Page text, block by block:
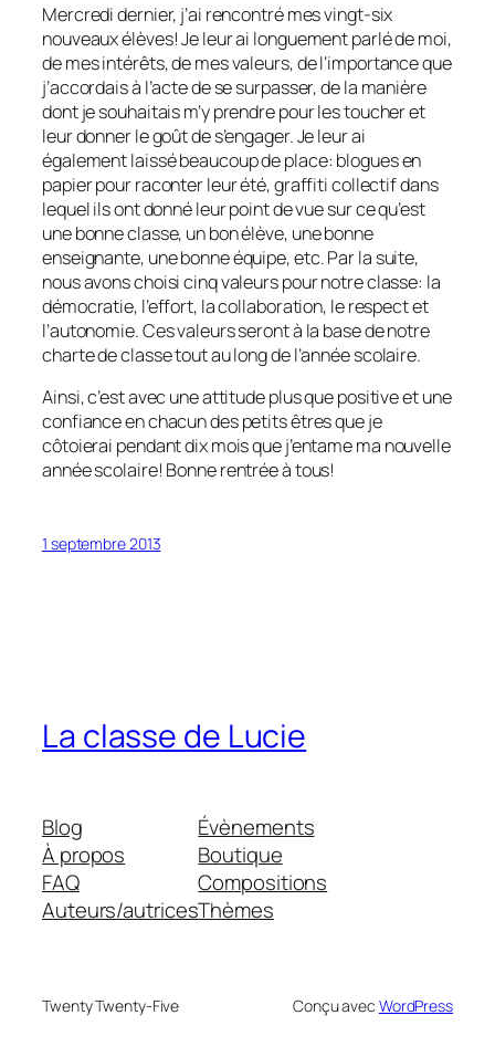
Mercredi dernier, j’ai rencontré mes vingt-six
nouveaux élèves! Je leur ai longuement parlé de moi,
de mes intérêts, de mes valeurs, de l’importance que
j’accordais à l’acte de se surpasser, de la manière
dont je souhaitais m’y prendre pour les toucher et
leur donner le goût de s’engager. Je leur ai
également laissé beaucoup de place: blogues en
papier pour raconter leur été, graffiti collectif dans
lequel ils ont donné leur point de vue sur ce qu’est
une bonne classe, un bon élève, une bonne
enseignante, une bonne équipe, etc. Par la suite,
nous avons choisi cinq valeurs pour notre classe: la
démocratie, l’effort, la collaboration, le respect et
l’autonomie. Ces valeurs seront à la base de notre
charte de classe tout au long de l’année scolaire.
Ainsi, c’est avec une attitude plus que positive et une
confiance en chacun des petits êtres que je
côtoierai pendant dix mois que j’entame ma nouvelle
année scolaire! Bonne rentrée à tous!
1 septembre 2013
La classe de Lucie
Blog
À propos
FAQ
Auteurs/autrices
Évènements
Boutique
Compositions
Thèmes
Twenty Twenty-Five Conçu avec WordPress